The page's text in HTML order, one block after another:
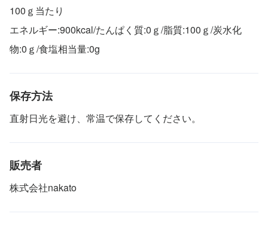
100ｇ当たり
エネルギー:900kcal/たんぱく質:0ｇ/脂質:100ｇ/炭水化
物:0ｇ/食塩相当量:0g
保存方法
直射日光を避け、常温で保存してください。
販売者
株式会社nakato